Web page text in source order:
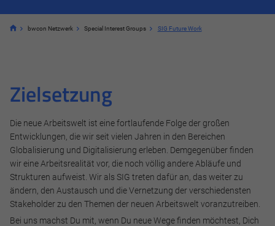
bwcon Netzwerk Special Interest Groups SIG Future Work
Zielsetzung
Die neue Arbeitswelt ist eine fortlaufende Folge der großen
Entwicklungen, die wir seit vielen Jahren in den Bereichen
Globalisierung und Digitalisierung erleben. Demgegenüber finden
wir eine Arbeitsrealität vor, die noch völlig andere Abläufe und
Strukturen aufweist. Wir als SIG treten dafür an, das weiter zu
ändern, den Austausch und die Vernetzung der verschiedensten
Stakeholder zu den Themen der neuen Arbeitswelt voranzutreiben.
Bei uns machst Du mit, wenn Du neue Wege finden möchtest, Dich